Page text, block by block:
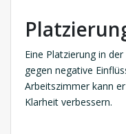
Eine Platzierung in
gegen negative
Arbeitszimmer kann
Klarheit verbessern.